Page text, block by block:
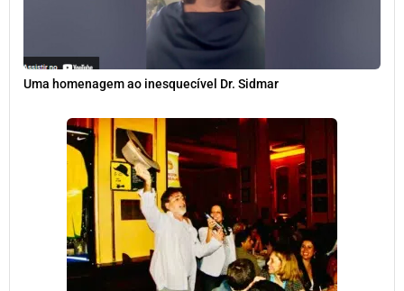
Uma homenagem ao inesquecível Dr. Sidmar